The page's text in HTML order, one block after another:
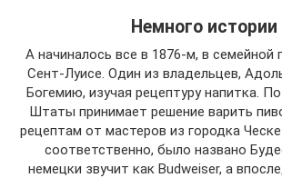
Немного истории
А начиналось все в 1876-м, в семейной
Сент-Луисе. Один из владельцев,
Богемию, изучая рецептуру напитка.
Штаты принимает решение варить
рецептам от мастеров из городка
соответственно, было названо
немецки звучит как Budweiser, а